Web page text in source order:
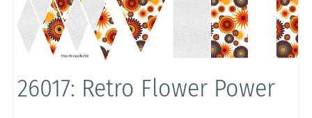
26017: Retro Flower Power